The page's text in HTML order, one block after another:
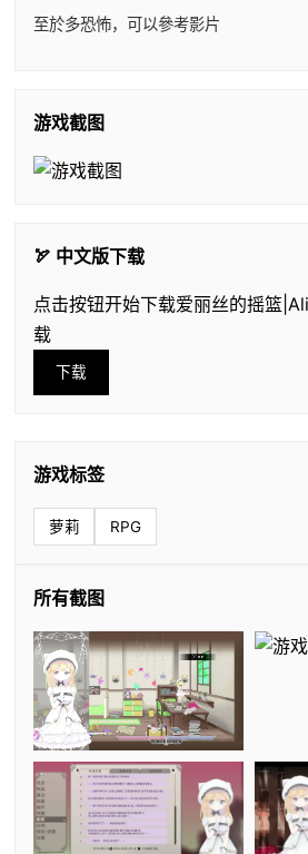
至於多恐怖，可以參考影片
游戏截图
🏹 中文版下载
点击按钮开始下载爱丽丝的摇篮
载
下载
游戏标签
萝莉 RPG
所有截图